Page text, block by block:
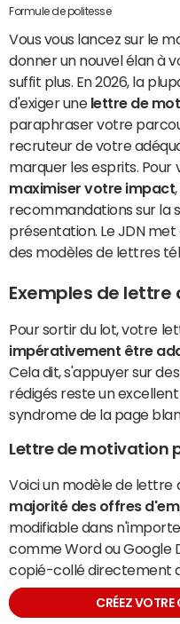
Formule de politesse
Vous vous lancez sur le
donner un nouvel élan à
suffit plus. En 2026, la
d'exiger une lettre de
paraphraser votre
recruteur de votre
marquer les esprits.
maximiser votre impact
recommandations sur la
présentation. Le JDN
des modèles de lettres
Exemples de
Pour sortir du lot, votre
impérativement être
Cela dit, s'appuyer sur
rédigés reste un
syndrome de la page
Lettre de motivation
Voici un modèle de lettre
majorité des offres
modifiable dans
comme Word ou Google
copié-collé directement
CRÉEZ VOTRE